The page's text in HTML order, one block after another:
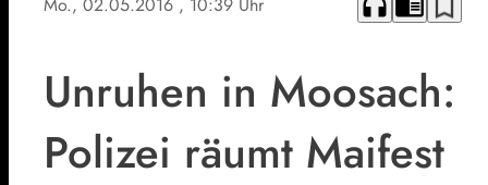
bookmark_border
Unruhen in Moosach:
Polizei räumt Maifest